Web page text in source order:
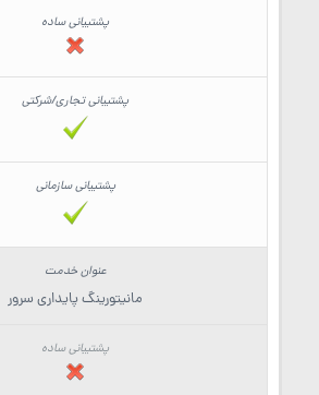
مانیتورینگ پایداری سرور